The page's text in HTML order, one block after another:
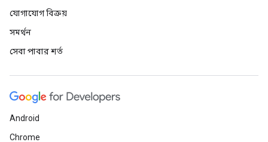
যোগাযোগ বিক্রয়
সমর্থন
সেবা পাবার শর্ত
Android
Chrome